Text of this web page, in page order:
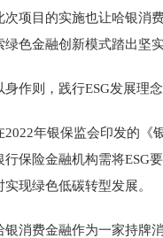
次项目的实施也让哈银消
绿色金融创新模式踏出坚
身作则，践行ESG发展理念
2022年银保监会印发的《
行保险金融机构需将ESG
实现绿色低碳转型发展。
银消费金融作为一家持牌